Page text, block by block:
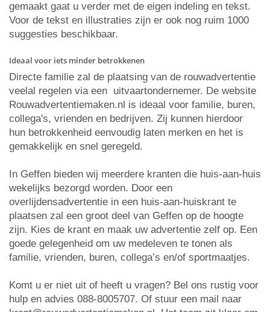
gemaakt gaat u verder met de eigen indeling en tekst.
Voor de tekst en illustraties zijn er ook nog ruim 1000
suggesties beschikbaar.
Ideaal voor iets minder betrokkenen
Directe familie zal de plaatsing van de rouwadvertentie
veelal regelen via een uitvaartondernemer. De website
Rouwadvertentiemaken.nl is ideaal voor familie, buren,
collega's, vrienden en bedrijven. Zij kunnen hierdoor
hun betrokkenheid eenvoudig laten merken en het is
gemakkelijk en snel geregeld.
In Geffen bieden wij meerdere kranten die huis-aan-huis
wekelijks bezorgd worden. Door een
overlijdensadvertentie in een huis-aan-huiskrant te
plaatsen zal een groot deel van Geffen op de hoogte
zijn. Kies de krant en maak uw advertentie zelf op. Een
goede gelegenheid om uw medeleven te tonen als
familie, vrienden, buren, collega’s en/of sportmaatjes.
Komt u er niet uit of heeft u vragen? Bel ons rustig voor
hulp en advies 088-8005707. Of stuur een mail naar